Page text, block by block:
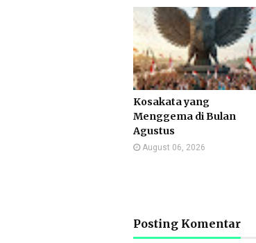
Kosakata yang
Menggema di Bulan
Agustus
August 06, 2026
Posting Komentar